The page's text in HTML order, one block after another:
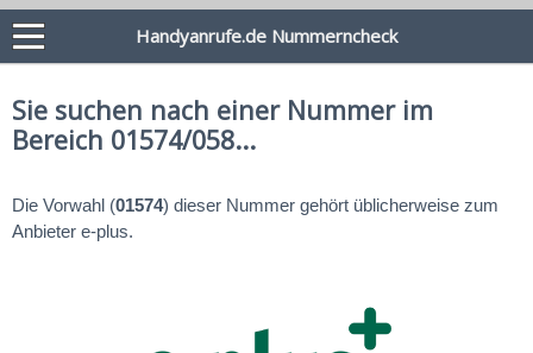
Handyanrufe.de Nummerncheck
Sie suchen nach einer Nummer im
Bereich 01574/058...
Die Vorwahl (01574) dieser Nummer gehört üblicherweise zum
Anbieter e-plus.